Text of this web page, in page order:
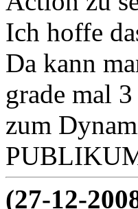
Ich hoffe
Da kann
grade mal
zum
(27-12-